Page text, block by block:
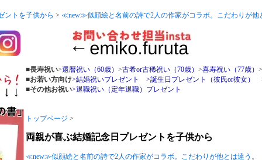
ントを子供から > ≪new≫似顔絵と名前の詩で2人の作家がコラボ。こだわりが他
■長寿祝い>還暦祝い（60歳） >古希or古稀祝い（70歳） >喜寿祝い（77歳） >
■お若い方向け>結婚祝いプレゼント >誕生日プレゼント（彼氏or彼女）
■その他お祝い>退職祝い（定年退職）プレゼント
トップページ >
両親が喜ぶ結婚記念日プレゼントを子供から
≪new≫似顔絵と名前の詩で2人の作家がコラボ。こだわりが他とは違う。